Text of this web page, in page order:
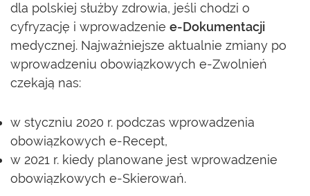
dla polskiej służby zdrowia, jeśli chodzi o
cyfryzację i wprowadzenie e-Dokumentacji
medycznej. Najważniejsze aktualnie zmiany po
wprowadzeniu obowiązkowych e-Zwolnień
czekają nas:
w styczniu 2020 r. podczas wprowadzenia
obowiązkowych e-Recept,
w 2021 r. kiedy planowane jest wprowadzenie
obowiązkowych e-Skierowań.